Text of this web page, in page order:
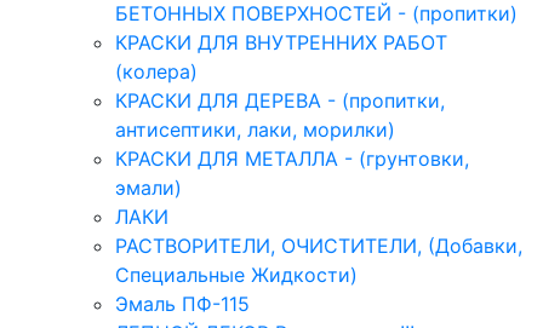
БЕТОННЫХ ПОВЕРХНОСТЕЙ - (пропитки)
КРАСКИ ДЛЯ ВНУТРЕННИХ РАБОТ
(колера)
КРАСКИ ДЛЯ ДЕРЕВА - (пропитки,
антисептики, лаки, морилки)
КРАСКИ ДЛЯ МЕТАЛЛА - (грунтовки,
эмали)
ЛАКИ
РАСТВОРИТЕЛИ, ОЧИСТИТЕЛИ, (Добавки,
Специальные Жидкости)
Эмаль ПФ-115